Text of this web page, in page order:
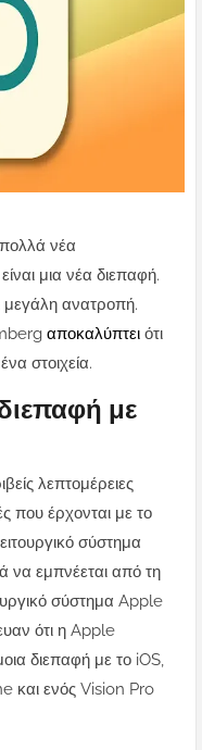
νέα
μια νέα διεπαφή.
μεγάλη ανατροπή.
αποκαλύπτει ότι
στοιχεία.
με
λεπτομέρειες
που έρχονται με το
σύστημα
να εμπνέεται από τη
σύστημα Apple
ότι η Apple
διεπαφή με το iOS,
και ενός Vision Pro